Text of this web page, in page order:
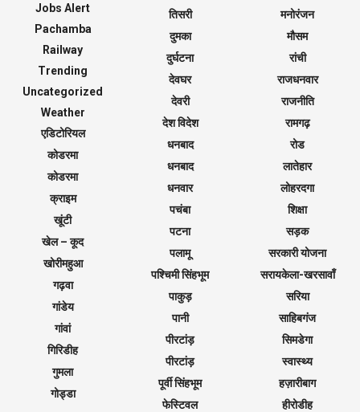
Jobs Alert
Pachamba
Railway
Trending
Uncategorized
Weather
एडिटोरियल
कोडरमा
कोडरमा
क्राइम
खूंटी
खेल – कूद
खोरीमहुआ
गढ़वा
गांडेय
गांवां
गिरिडीह
गुमला
गोड्डा
तिसरी
दुमका
दुर्घटना
देवघर
देवरी
देश विदेश
धनबाद
धनबाद
धनवार
पचंबा
पटना
पलामू
पश्चिमी सिंहभूम
पाकुड़
पानी
पीरटांड़
पीरटांड़
पूर्वी सिंहभूम
फेस्टिवल
मनोरंजन
मौसम
रांची
राजधनवार
राजनीति
रामगढ़
रोड
लातेहार
लोहरदगा
शिक्षा
सड़क
सरकारी योजना
सरायकेला-खरसावाँ
सरिया
साहिबगंज
सिमडेगा
स्वास्थ्य
हज़ारीबाग
हीरोडीह